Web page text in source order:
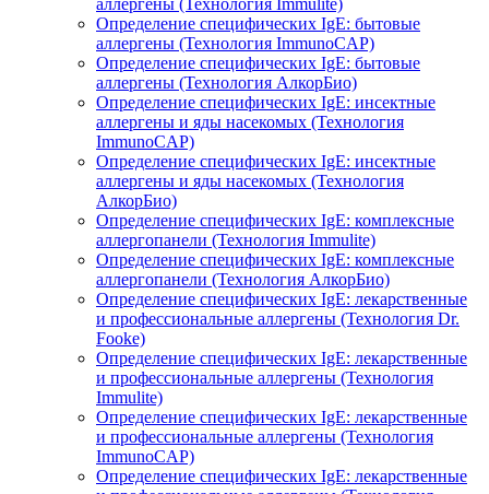
аллергены (Технология Immulite)
Определение специфических IgE: бытовые
аллергены (Технология ImmunoCAP)
Определение специфических IgE: бытовые
аллергены (Технология АлкорБио)
Определение специфических IgE: инсектные
аллергены и яды насекомых (Технология
ImmunoCAP)
Определение специфических IgE: инсектные
аллергены и яды насекомых (Технология
АлкорБио)
Определение специфических IgE: комплексные
аллергопанели (Технология Immulite)
Определение специфических IgE: комплексные
аллергопанели (Технология АлкорБио)
Определение специфических IgE: лекарственные
и профессиональные аллергены (Технология Dr.
Fooke)
Определение специфических IgE: лекарственные
и профессиональные аллергены (Технология
Immulite)
Определение специфических IgE: лекарственные
и профессиональные аллергены (Технология
ImmunoCAP)
Определение специфических IgE: лекарственные